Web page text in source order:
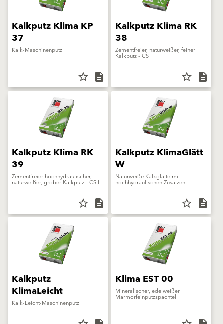
Kalkputz Klima KP
37
Kalk-Maschinenputz
star_border description
Kalkputz Klima RK
38
Zementfreier, naturweißer, feiner
Kalkputz - CS I
star_border description
Kalkputz Klima RK
39
Zementfreier hochhydraulischer,
naturweißer, grober Kalkputz - CS II
star_border description
Kalkputz KlimaGlätt
W
Naturweiße Kalkglätte mit
hochhydraulischen Zusätzen
star_border description
Kalkputz
KlimaLeicht
Kalk-Leicht-Maschinenputz
Klima EST 00
Mineralischer, edelweißer
Marmorfeinputzspachtel